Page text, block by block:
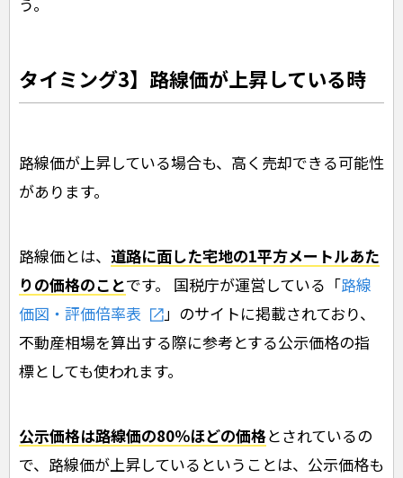
タイミング3】路線価が上昇している時
路線価が上昇している場合も、高く売却できる可能性
があります。
路線価とは、 道路に面した宅地の1平方メートルあた
りの価格のことです。 国税庁が運営している「路線
価図・評価倍率表
」のサイトに掲載されており、
不動産相場を算出する際に参考とする公示価格の指
標としても使われます。
公示価格は路線価の80％ほどの価格とされているの
で、路線価が上昇しているということは、公示価格も